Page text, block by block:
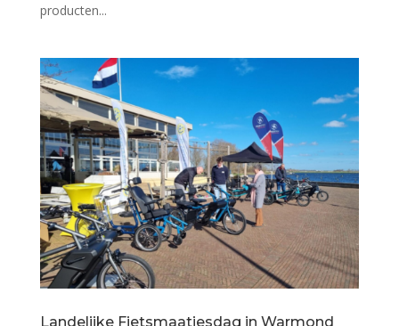
producten...
Landelijke Fietsmaatjesdag in Warmond